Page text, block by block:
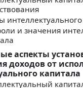
интеллектуального
и значения
аспекты
доходов от
капитала